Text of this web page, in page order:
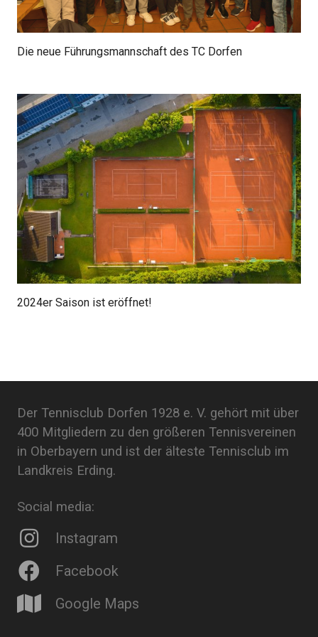
Die neue Führungsmannschaft des TC Dorfen
2024er Saison ist eröffnet!
Der Tennisclub Dorfen 1928 e. V. gehört mit über
400 Mitgliedern zu den größeren Tennisvereinen
in Oberbayern und ist der älteste Tennisclub im
Landkreis Erding.
Social media:
Instagram
Facebook
Google Maps